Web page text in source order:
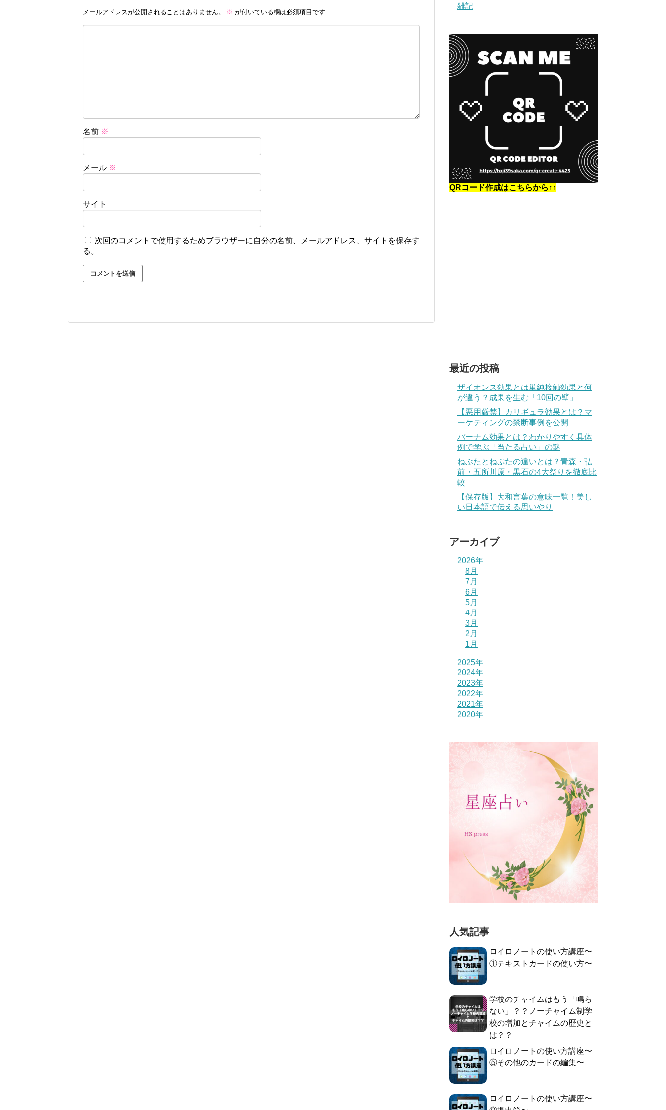
メールアドレスが公開されることはありません。 ※ が付いている欄は必須項目です
名前 ※
メール ※
サイト
次回のコメントで使用するためブラウザーに自分の名前、メールアドレス、サイトを保存す
る。
雑記
QRコード作成はこちらから↑↑
最近の投稿
ザイオンス効果とは単純接触効果と何
が違う？成果を生む「10回の壁」
【悪用厳禁】カリギュラ効果とは？マ
ーケティングの禁断事例を公開
バーナム効果とは？わかりやすく具体
例で学ぶ「当たる占い」の謎
ねぶたとねぷたの違いとは？青森・弘
前・五所川原・黒石の4大祭りを徹底比
較
【保存版】大和言葉の意味一覧！美し
い日本語で伝える思いやり
アーカイブ
2026年
8月
7月
6月
5月
4月
3月
2月
1月
2025年
2024年
2023年
2022年
2021年
2020年
人気記事
ロイロノートの使い方講座〜
①テキストカードの使い方〜
学校のチャイムはもう「鳴ら
ない」？？ノーチャイム制学
校の増加とチャイムの歴史と
は？？
ロイロノートの使い方講座〜
⑤その他のカードの編集〜
ロイロノートの使い方講座〜